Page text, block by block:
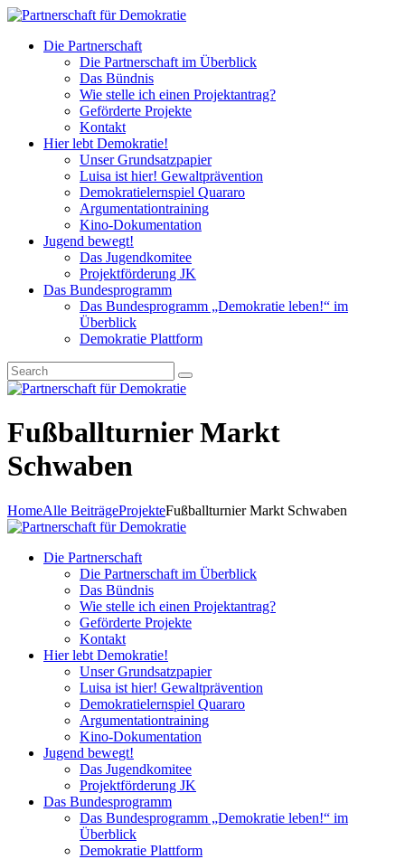
Die Partnerschaft
Die Partnerschaft im Überblick
Das Bündnis
Wie stelle ich einen Projektantrag?
Geförderte Projekte
Kontakt
Hier lebt Demokratie!
Unser Grundsatzpapier
Luisa ist hier! Gewaltprävention
Demokratielernspiel Quararo
Argumentationtraining
Kino-Dokumentation
Jugend bewegt!
Das Jugendkomitee
Projektförderung JK
Das Bundesprogramm
Das Bundesprogramm „Demokratie leben!“ im
Überblick
Demokratie Plattform
Fußballturnier Markt
Schwaben
HomeAlle BeiträgeProjekteFußballturnier Markt Schwaben
Die Partnerschaft
Die Partnerschaft im Überblick
Das Bündnis
Wie stelle ich einen Projektantrag?
Geförderte Projekte
Kontakt
Hier lebt Demokratie!
Unser Grundsatzpapier
Luisa ist hier! Gewaltprävention
Demokratielernspiel Quararo
Argumentationtraining
Kino-Dokumentation
Jugend bewegt!
Das Jugendkomitee
Projektförderung JK
Das Bundesprogramm
Das Bundesprogramm „Demokratie leben!“ im
Überblick
Demokratie Plattform